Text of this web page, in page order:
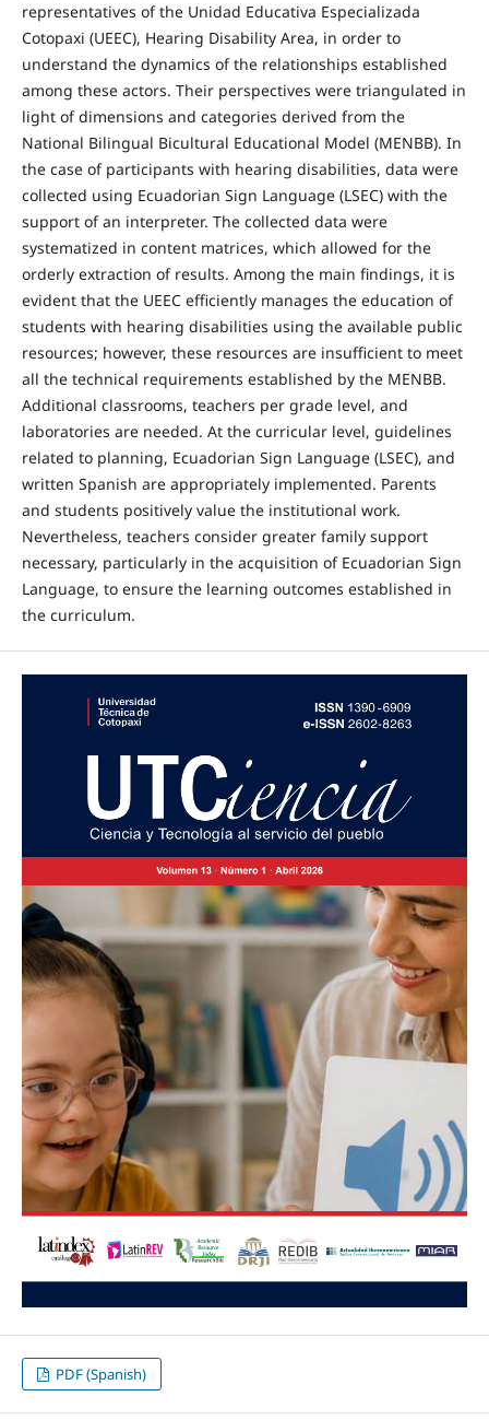
representatives of the Unidad Educativa Especializada
Cotopaxi (UEEC), Hearing Disability Area, in order to
understand the dynamics of the relationships established
among these actors. Their perspectives were triangulated in
light of dimensions and categories derived from the
National Bilingual Bicultural Educational Model (MENBB). In
the case of participants with hearing disabilities, data were
collected using Ecuadorian Sign Language (LSEC) with the
support of an interpreter. The collected data were
systematized in content matrices, which allowed for the
orderly extraction of results. Among the main findings, it is
evident that the UEEC efficiently manages the education of
students with hearing disabilities using the available public
resources; however, these resources are insufficient to meet
all the technical requirements established by the MENBB.
Additional classrooms, teachers per grade level, and
laboratories are needed. At the curricular level, guidelines
related to planning, Ecuadorian Sign Language (LSEC), and
written Spanish are appropriately implemented. Parents
and students positively value the institutional work.
Nevertheless, teachers consider greater family support
necessary, particularly in the acquisition of Ecuadorian Sign
Language, to ensure the learning outcomes established in
the curriculum.
PDF (Spanish)